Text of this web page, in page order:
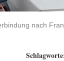
nach